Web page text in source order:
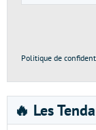
Politique de
🔥 Les